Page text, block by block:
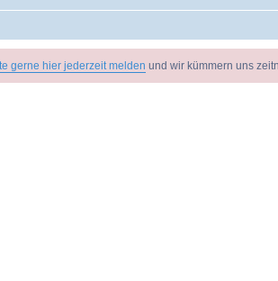
gerne hier jederzeit melden und wir kümmern uns